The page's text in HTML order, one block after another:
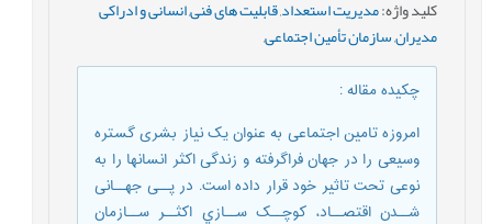
کلید واژه:مدیریت استعداد,قابلیت های فنی,انسانی و ادراکی
مدیران,سازمان تأمین اجتماعی,
چکیده مقاله:
امروزه تامین اجتماعی به عنوان یک نیاز بشری گستره
وسیعی را در جهان فراگرفته و زندگی اکثر انسانها را به
نوعی تحت تاثیر خود قرار داده است. در پــی جهــانی
شــدن اقتصــاد، کوچــک ســازي اکثــر ســازمان